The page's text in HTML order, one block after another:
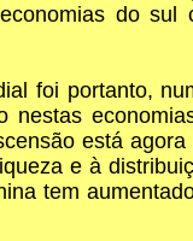
do sul
foi portanto,
está
e à
tem